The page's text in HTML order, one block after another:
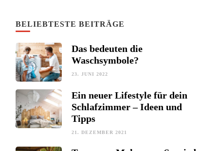
BELIEBTESTE BEITRÄGE
Das bedeuten die
Waschsymbole?
23. JUNI 2022
Ein neuer Lifestyle für dein
Schlafzimmer – Ideen und
Tipps
21. DEZEMBER 2021